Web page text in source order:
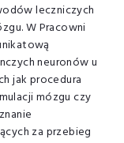
leczniczych
W Pracowni
neuronów u
jak procedura
mózgu czy
za przebieg